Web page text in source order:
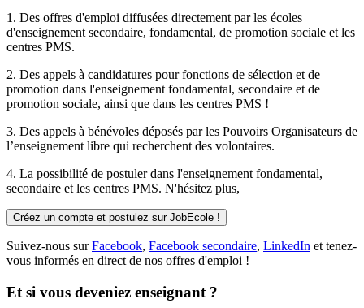
1. Des offres d'emploi diffusées directement par les écoles
d'enseignement secondaire, fondamental, de promotion sociale et les
centres PMS.
2. Des appels à candidatures pour fonctions de sélection et de
promotion dans l'enseignement fondamental, secondaire et de
promotion sociale, ainsi que dans les centres PMS !
3. Des appels à bénévoles déposés par les Pouvoirs Organisateurs de
l’enseignement libre qui recherchent des volontaires.
4. La possibilité de postulerdans l'enseignement fondamental,
secondaire et les centres PMS. N'hésitez plus,
Créez un compte et postulez sur JobEcole !
Suivez-nous surFacebook, Facebook secondaire, LinkedIn et tenez-
vous informés en direct de nos offres d'emploi !
Et si vous deveniez enseignant ?